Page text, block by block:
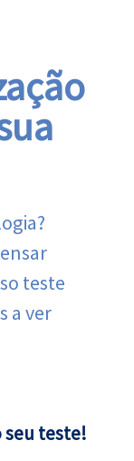
teste
a ver
seu teste!